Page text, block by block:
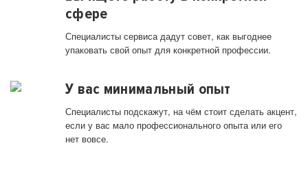
сфере
Специалисты сервиса дадут совет, как выгоднее
упаковать свой опыт для конкретной профессии.
У вас минимальный опыт
Специалисты подскажут, на чём стоит сделать акцент,
если у вас мало профессионального опыта или его
нет вовсе.